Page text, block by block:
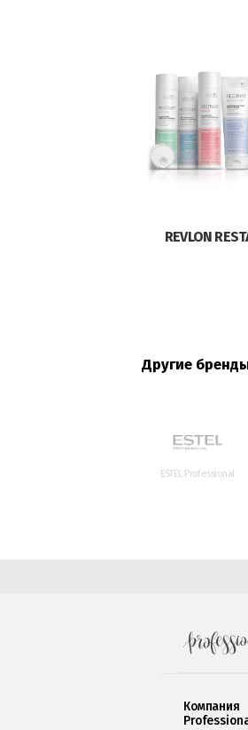
REVLON
Другие
ESTEL Professional
Компания